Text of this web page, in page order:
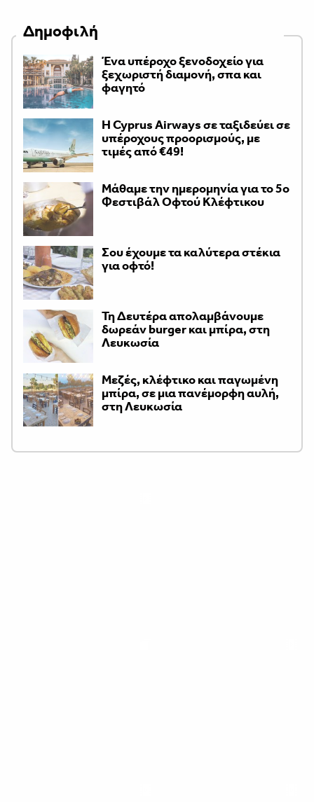
Δημοφιλή
Ένα υπέροχο ξενοδοχείο για
ξεχωριστή διαμονή, σπα και
φαγητό
H Cyprus Airways σε ταξιδεύει σε
υπέροχους προορισμούς, με
τιμές από €49!
Μάθαμε την ημερομηνία για το 5ο
Φεστιβάλ Οφτού Κλέφτικου
Σου έχουμε τα καλύτερα στέκια
για οφτό!
Τη Δευτέρα απολαμβάνουμε
δωρεάν burger και μπίρα, στη
Λευκωσία
Μεζές, κλέφτικο και παγωμένη
μπίρα, σε μια πανέμορφη αυλή,
στη Λευκωσία